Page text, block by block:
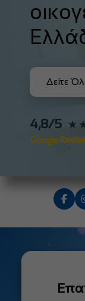
Δείτε
4,8/5
Google